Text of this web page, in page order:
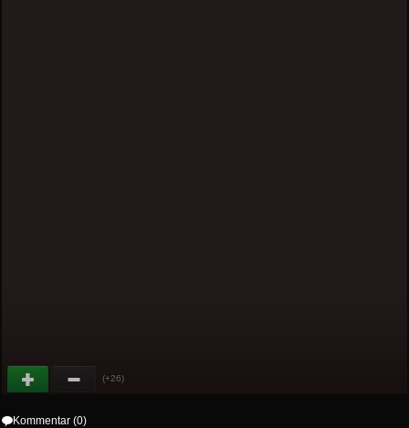
(+26)
Kommentar (0)